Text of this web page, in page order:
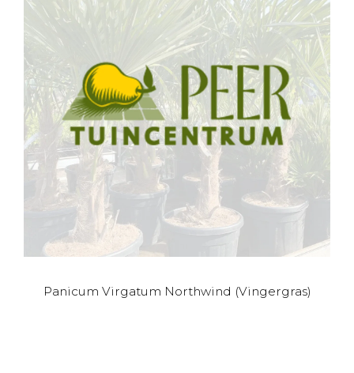
Panicum Virgatum Northwind (Vingergras)